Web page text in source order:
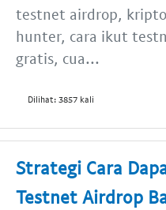
testnet airdrop,
hunter, cara ikut
gratis, cua...
Dilihat: 3857 kali
Strategi Cara
Testnet Airdrop